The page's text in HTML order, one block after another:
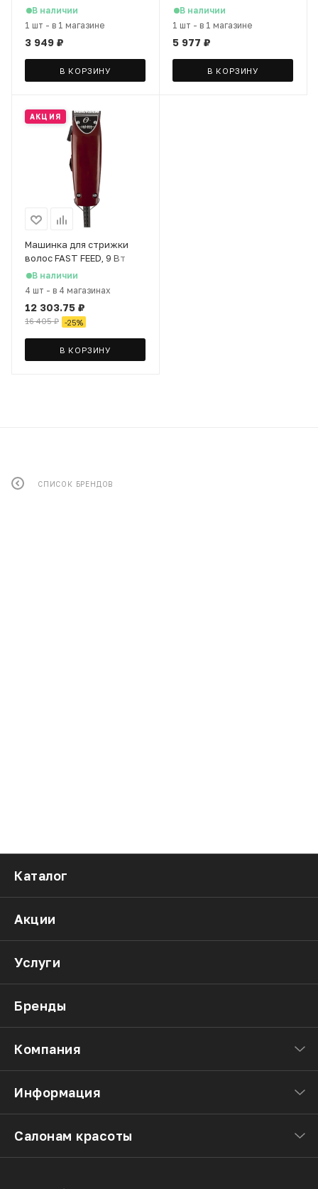
обработкой, черный
В наличии
1 шт - в 1 магазине
3 949 ₽
В КОРЗИНУ
обработкой, черный
В наличии
1 шт - в 1 магазине
5 977 ₽
В КОРЗИНУ
АКЦИЯ
Машинка для стрижки
волос FAST FEED, 9 Вт
В наличии
4 шт - в 4 магазинах
12 303.75 ₽
16 405₽ -25%
В КОРЗИНУ
СПИСОК БРЕНДОВ
Каталог
Акции
Услуги
Бренды
Компания
Информация
Салонам красоты